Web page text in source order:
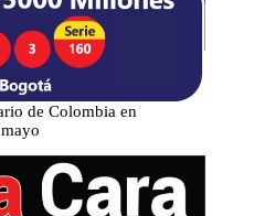
de Colombia en